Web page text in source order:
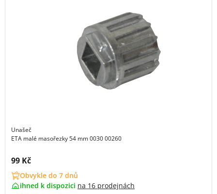
Unašeč
ETA malé masořezky 54 mm 0030 00260
Cena s DPH:
99 Kč
Obvykle do 7 dnů
ihned k dispozici na 16 prodejnách